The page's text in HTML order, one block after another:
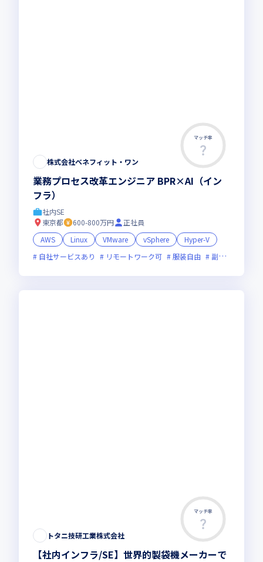
マッチ率
株式会社ベネフィット・ワン
業務プロセス改革エンジニア BPR×AI（イン
フラ）
社内SE
東京都
600-800万円
正社員
AWS
Linux VMware vSphere
Hyper-V
自社サービスあり
リモートワーク可 服装自由 副業可
マッチ率
トタニ技研工業株式会社
【社内インフラ/SE】世界的製袋機メーカーで